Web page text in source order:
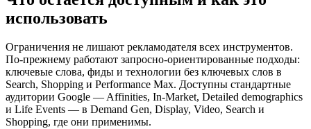
использовать
Ограничения не лишают рекламодателя всех инструментов.
По-прежнему работают запросно-ориентированные подходы:
ключевые слова, фиды и технологии без ключевых слов в
Search, Shopping и Performance Max. Доступны стандартные
аудитории Google — Affinities, In-Market, Detailed demographics
и Life Events — в Demand Gen, Display, Video, Search и
Shopping, где они применимы.